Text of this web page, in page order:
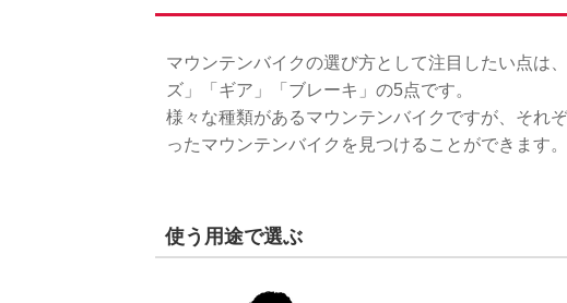
マウンテンバイクの選び方として注目したい点は
ズ」「ギア」「ブレーキ」の5点です。
様々な種類があるマウンテンバイクですが、それ
ったマウンテンバイクを見つけることができます。
使う用途で選ぶ